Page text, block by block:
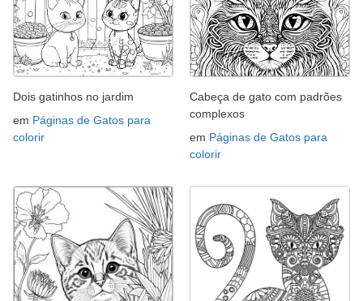
Dois gatinhos no jardim
em Páginas de Gatos para
colorir
Cabeça de gato com padrões
complexos
em Páginas de Gatos para
colorir